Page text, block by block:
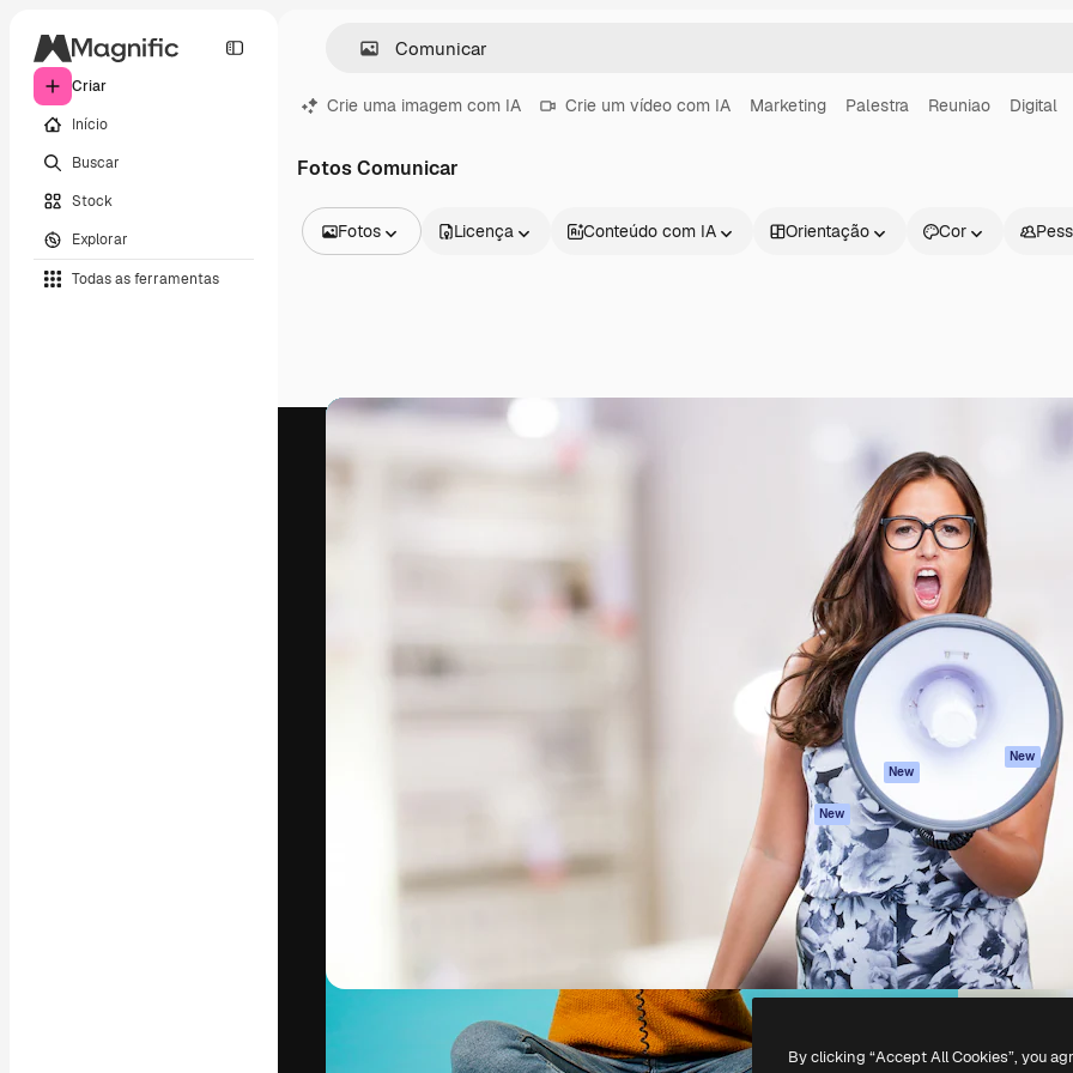
Criar
Início
Buscar
Stock
Explorar
Todas as ferramentas
Crie uma imagem com IA Crie um vídeo com IA Marketing Palestra Reuniao Digital
Fotos Comunicar
Fotos
Vídeos
Clipes de vídeo
Animações
Modelos de vídeos
Ícones
Licença Conteúdo com IA Orientação Cor
A plataforma criativa para você direcionar
seu melhor trabalho. Mais de 1 milhão de
assinantes entre criativos, empresas,
Assistente de IA
Gerador de
imagens
Gerador de vídeos
Texto para voz
Conteúdo de stock
MCP para
Claude/ChatGPT
New
Agentes New
API
App móvel
Todas as
ferramentas
Começar
Academy
Documentação
Atendimento
Termos e
condições
Política de
Originais
New
Política de cookies
Central de
confiabilidade
Afiliados
Empresas
2026Freepik Company S.L.U.Todos os direitos reservados.
By clicking “Accept All Cookies”, you